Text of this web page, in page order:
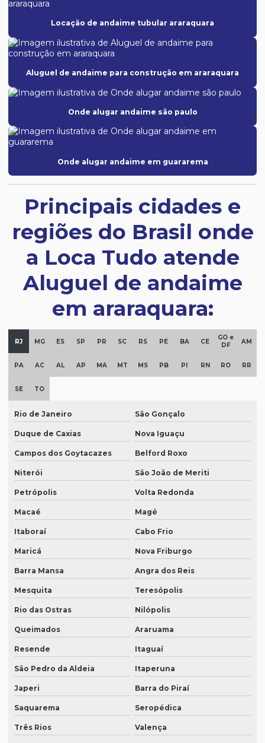
Locação de andaime tubular araraquara
Aluguel de andaime para construção em araraquara
Onde alugar andaime são paulo
Onde alugar andaime em guararema
Principais cidades e
regiões do Brasil onde
a Loca Tudo atende
Aluguel de andaime
em araraquara:
RJ MG ES SP PR SC RS PE BA CE
GO e
DF
AM
PA AC AL AP MA MT MS PB PI RN RO RR
SE TO
Rio de Janeiro São Gonçalo
Duque de Caxias Nova Iguaçu
Campos dos Goytacazes Belford Roxo
Niterói São João de Meriti
Petrópolis Volta Redonda
Macaé Magé
Itaboraí Cabo Frio
Maricá Nova Friburgo
Barra Mansa Angra dos Reis
Mesquita Teresópolis
Rio das Ostras Nilópolis
Queimados Araruama
Resende Itaguaí
São Pedro da Aldeia Itaperuna
Japeri Barra do Piraí
Saquarema Seropédica
Três Rios Valença